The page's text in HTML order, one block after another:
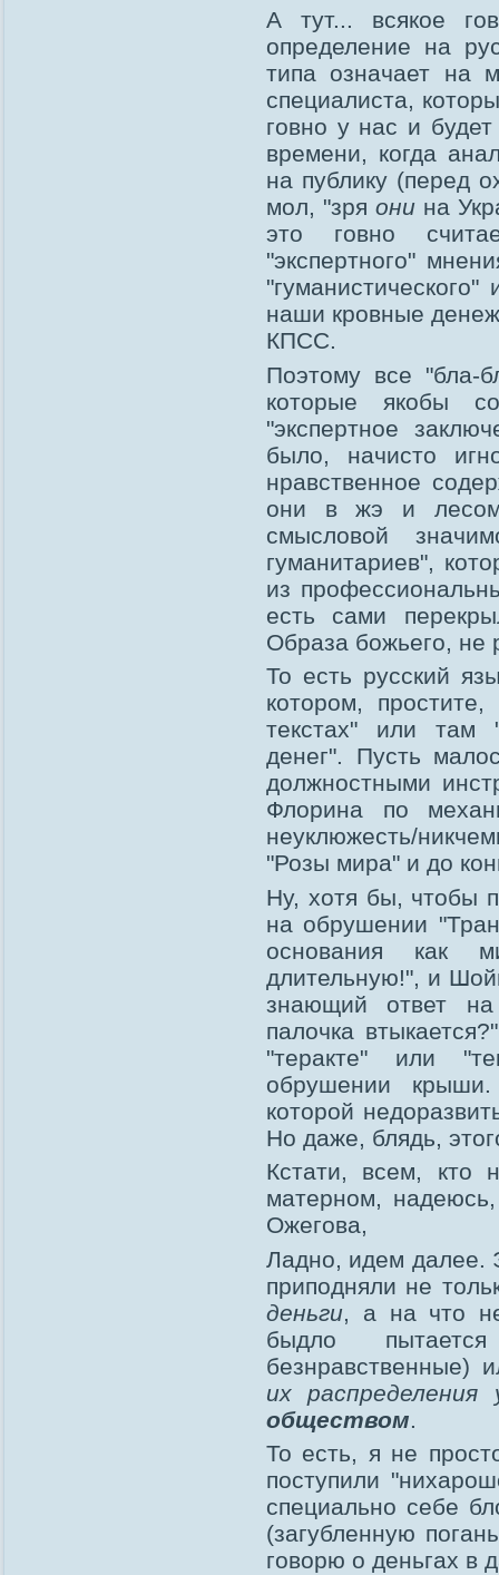
А тут... всякое
определение на
типа означает на
специалиста,
говно у нас и
времени, когда
на публику (перед
мол, "зря онина
это говно
"экспертного"
наши кровные
КПСС.
Поэтому все "бла-
которые якобы
"экспертное
было, начисто
нравственное
они в жэ и
смысловой
гуманитариев",
из
есть сами
Образа божьего, не
То есть русский
котором,
текстах" или там
денег". Пусть
должностными
Флорина по
неуклюжесть/
"Розы мира" и до
Ну, хотя бы, чтобы
на обрушении
основания как
длительную!", и
знающий ответ на
палочка
"теракте" или
обрушении
которой
Но даже, блядь,
Кстати, всем, кто
матерном,
Ожегова,
Ладно, идем далее.
приподняли не
деньги , а на что
быдло
безнравственные)
их
обществом
То есть, я не
поступили
специально себе
(загубленную
говорю о деньгах в